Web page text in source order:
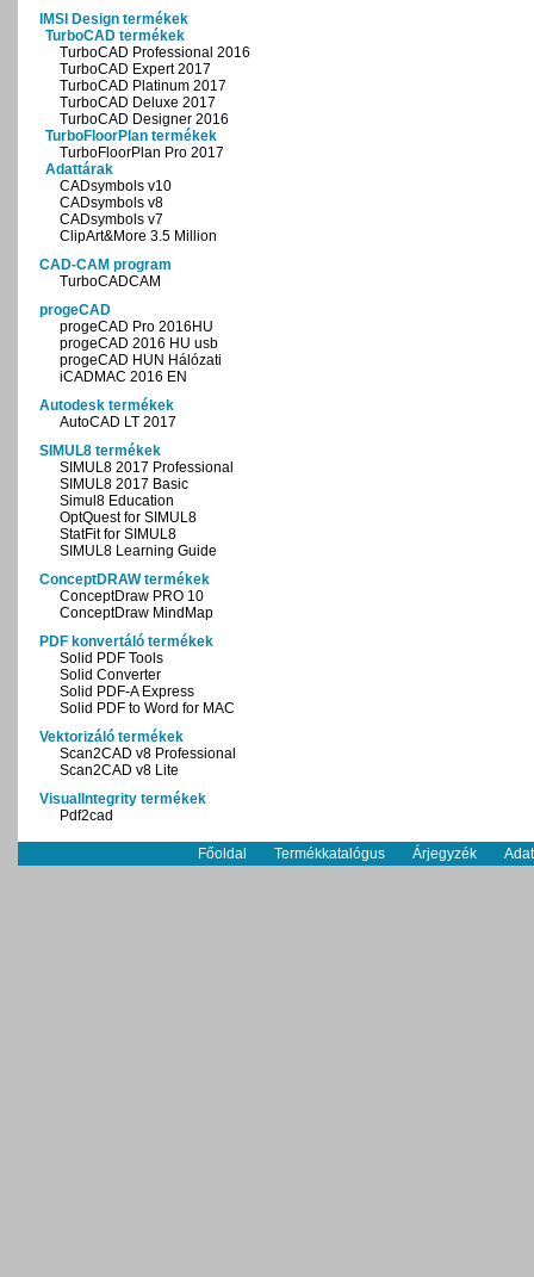
IMSI Design termékek
TurboCAD termékek
TurboCAD Professional 2016
TurboCAD Expert 2017
TurboCAD Platinum 2017
TurboCAD Deluxe 2017
TurboCAD Designer 2016
TurboFloorPlan termékek
TurboFloorPlan Pro 2017
Adattárak
CADsymbols v10
CADsymbols v8
CADsymbols v7
ClipArt&More 3.5 Million
CAD-CAM program
TurboCADCAM
progeCAD
progeCAD Pro 2016HU
progeCAD 2016 HU usb
progeCAD HUN Hálózati
iCADMAC 2016 EN
Autodesk termékek
AutoCAD LT 2017
SIMUL8 termékek
SIMUL8 2017 Professional
SIMUL8 2017 Basic
Simul8 Education
OptQuest for SIMUL8
StatFit for SIMUL8
SIMUL8 Learning Guide
ConceptDRAW termékek
ConceptDraw PRO 10
ConceptDraw MindMap
PDF konvertáló termékek
Solid PDF Tools
Solid Converter
Solid PDF-A Express
Solid PDF to Word for MAC
Vektorizáló termékek
Scan2CAD v8 Professional
Scan2CAD v8 Lite
VisualIntegrity termékek
Pdf2cad
Főoldal Termékkatalógus Árjegyzék